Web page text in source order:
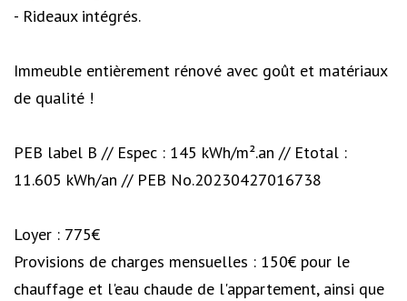
- Rideaux intégrés.
Immeuble entièrement rénové avec goût et matériaux
de qualité !
PEB label B // Espec : 145 kWh/m².an // Etotal :
11.605 kWh/an // PEB No.20230427016738
Loyer : 775€
Provisions de charges mensuelles : 150€ pour le
chauffage et l'eau chaude de l'appartement, ainsi que